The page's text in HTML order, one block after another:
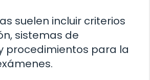
suelen incluir criterios
sistemas de
procedimientos para la